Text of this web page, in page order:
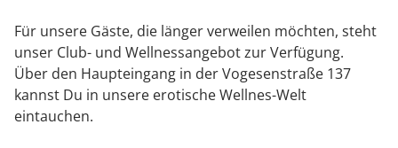
Für unsere Gäste, die länger verweilen möchten, steht
unser Club- und Wellnessangebot zur Verfügung.
Über den Haupteingang in der Vogesenstraße 137
kannst Du in unsere erotische Wellnes-Welt
eintauchen.